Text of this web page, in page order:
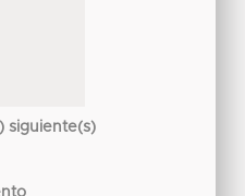
siguiente(s)